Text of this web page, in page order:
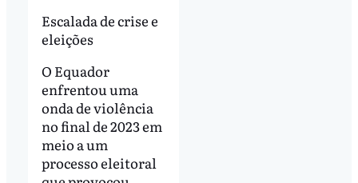
Escalada de crise e
eleições
O Equador
enfrentou uma
onda de violência
no final de 2023 em
meio a um
processo eleitoral